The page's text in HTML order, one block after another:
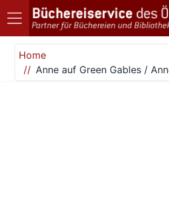
Direkt zum Inhalt
Home
Anne auf Green Gables /